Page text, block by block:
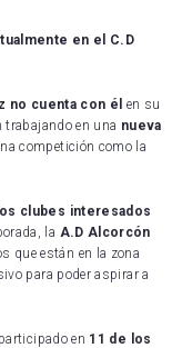
en el C.D
no cuenta con él en su
en una nueva
competición como la
clubes interesados
la A.D Alcorcón
que están en la zona
para poder aspirar a
en 11 de los